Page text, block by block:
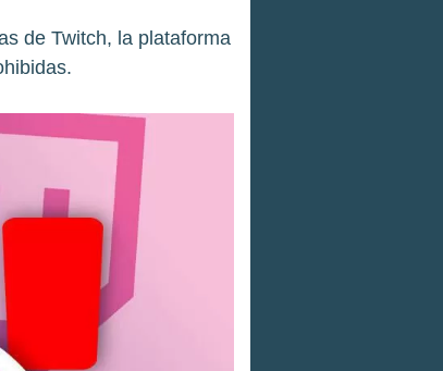
de Twitch, la plataforma